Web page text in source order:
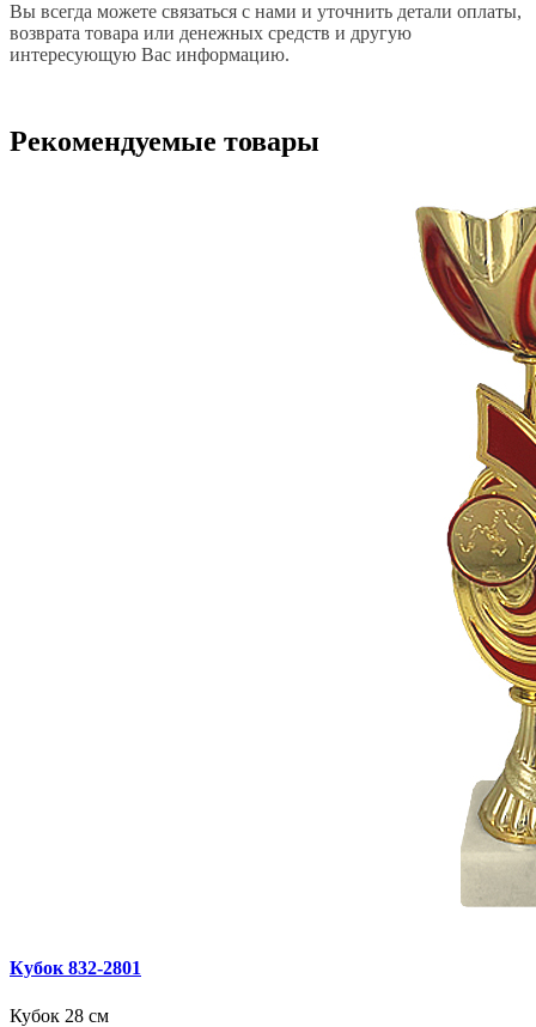
Вы всегда можете связаться с нами и уточнить детали оплаты,
возврата товара или денежных средств и другую
интересующую Вас информацию.
Рекомендуемые товары
Кубок 832‑2801
Кубок 28 см